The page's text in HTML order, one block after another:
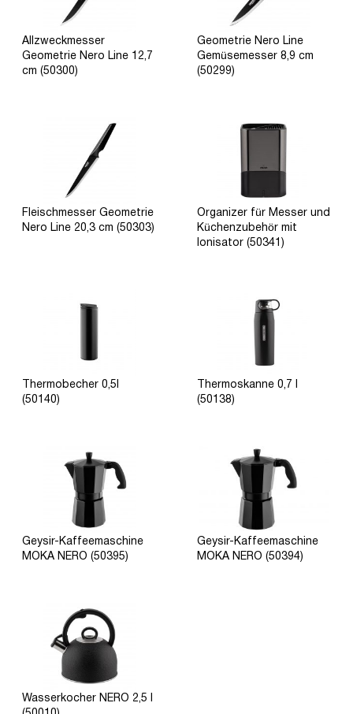
Allzweckmesser
Geometrie Nero Line 12,7
cm (50300)
Geometrie Nero Line
Gemüsemesser 8,9 cm
(50299)
Fleischmesser Geometrie
Nero Line 20,3 cm (50303)
Organizer für Messer und
Küchenzubehör mit
Ionisator (50341)
Thermobecher 0,5l
(50140)
Thermoskanne 0,7 l
(50138)
Geysir-Kaffeemaschine
MOKA NERO (50395)
Geysir-Kaffeemaschine
MOKA NERO (50394)
Wasserkocher NERO 2,5 l